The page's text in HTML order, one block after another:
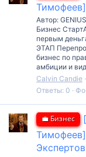
Автор:
Бизнес
первым
ЭТАП
бизнес по
амбиции и
Calvin Candie
Ответы: 0
💼 Бизнес